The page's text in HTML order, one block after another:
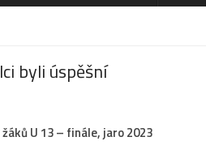
byli úspěšní
žáků U 13 – finále, jaro 2023